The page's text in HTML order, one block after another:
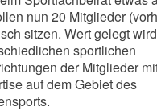
nun 20 Mitglieder
sitzen. Wert gelegt
sportlichen
der Mitglieder
auf dem Gebiet des